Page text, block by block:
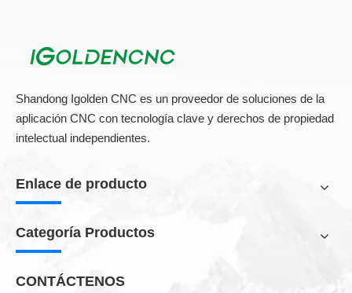
5. Alta precisión de procesamiento mediante el uso de riel de
guía preciso y bastidor.
Características especiales:
Corrección automática de la planitud.
El primer paso es adquirir la planificación de la superficie la
Luego, con la corrección Z habilitada, el sistema corrige
automáticamente la altura para garantizar la profundidad de
Shandong Igolden CNC es un proveedor de soluciones de la
aplicación CNC con tecnología clave y derechos de propiedad
intelectual independientes.
Enlace de producto
Categoría Productos
CONTÁCTENOS